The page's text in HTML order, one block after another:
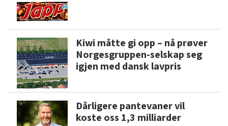
Kiwi måtte gi opp – nå prøver
Norgesgruppen-selskap seg
igjen med dansk lavpris
Dårligere pantevaner vil
koste oss 1,3 milliarder